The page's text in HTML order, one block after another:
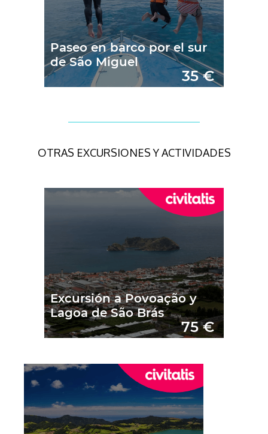
OTRAS EXCURSIONES Y ACTIVIDADES